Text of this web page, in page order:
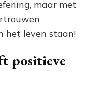
maar met
het leven staan!
positieve